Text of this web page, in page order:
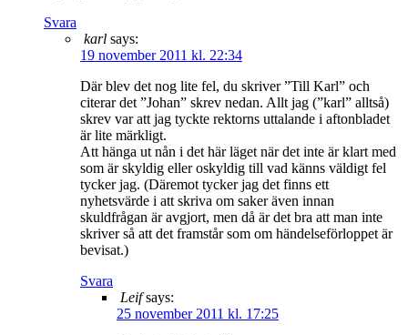
Svara
karl says:
19 november 2011 kl. 22:34
Där blev det nog lite fel, du skriver ”Till Karl” och
citerar det ”Johan” skrev nedan. Allt jag (”karl” alltså)
skrev var att jag tyckte rektorns uttalande i aftonbladet
är lite märkligt.
Att hänga ut nån i det här läget när det inte är klart med
som är skyldig eller oskyldig till vad känns väldigt fel
tycker jag. (Däremot tycker jag det finns ett
nyhetsvärde i att skriva om saker även innan
skuldfrågan är avgjort, men då är det bra att man inte
skriver så att det framstår som om händelseförloppet är
bevisat.)
Svara
Leif says:
25 november 2011 kl. 17:25